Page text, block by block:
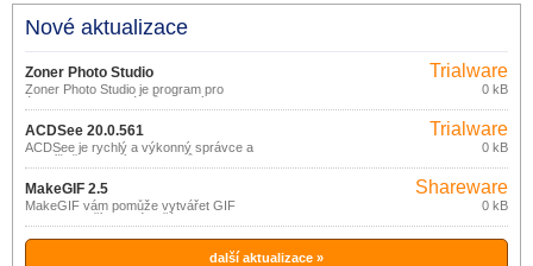
Nové aktualizace
Zoner Photo Studio
Zoner Photo Studio je program pro
úpravu fotek a obrázků vhodný pro
začátečníky ale i pokročilejší a
náročnější uživatele od české
společnosti Zoner. S tímto programem
můžete fotky nejen upravovat, ale
získáte i editaci, správu a možnost sdílet
fotografie.
Trialware
0 kB
ACDSee 20.0.561
ACDSee je rychlý a výkonný správce a
prohlížeč grafických souborů.
Trialware
0 kB
MakeGIF 2.5
MakeGIF vám pomůže vytvářet GIF
soubory z příkazového řádku v
dávkovém režimu ze snímků formátu
BMP, JPEG (JPG), GIF, ICO, PSD,
Shareware
0 kB
další aktualizace »